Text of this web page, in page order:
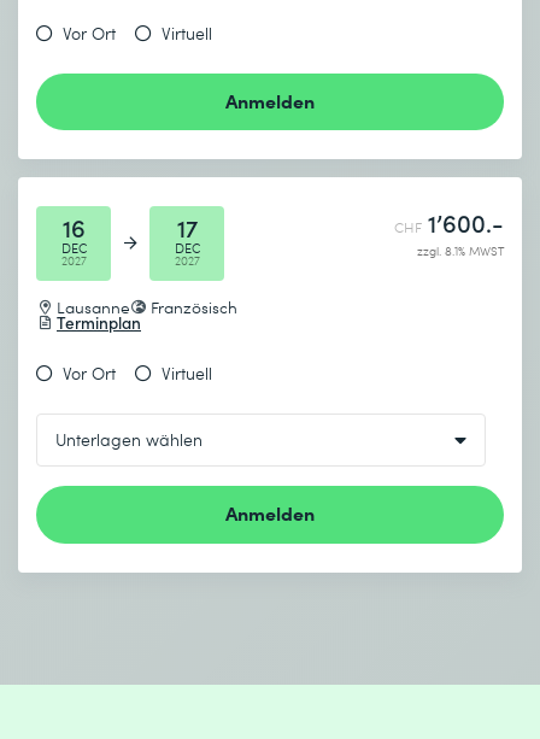
Vor Ort Virtuell
Anmelden
16
DEC
2027
17
DEC
2027
Lausanne Französisch
Terminplan
CHF 1’600.-
zzgl. 8.1% MWST
Vor Ort Virtuell
Anmelden